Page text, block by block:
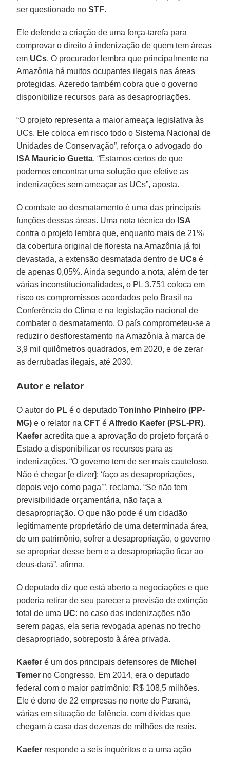
ser questionado noSTF.
Ele defende a criação de uma força-tarefa para
comprovar o direito à indenização de quem tem áreas
em UCs. O procurador lembra que principalmente na
Amazônia há muitos ocupantes ilegais nas áreas
protegidas. Azeredo também cobra que o governo
disponibilize recursos para as desapropriações.
“O projeto representa a maior ameaça legislativa às
UCs. Ele coloca em risco todo o Sistema Nacional de
Unidades de Conservação”, reforça o advogado do
ISA Maurício Guetta. “Estamos certos de que
podemos encontrar uma solução que efetive as
indenizações sem ameaçar as UCs”, aposta.
O combate ao desmatamento é uma das principais
funções dessas áreas. Uma nota técnica do ISA
contra o projeto lembra que, enquanto mais de 21%
da cobertura original de floresta na Amazônia já foi
devastada, a extensão desmatada dentro de UCs é
de apenas 0,05%. Ainda segundo a nota, além de ter
várias inconstitucionalidades, o PL 3.751 coloca em
risco os compromissos acordados pelo Brasil na
Conferência do Clima e na legislação nacional de
combater o desmatamento. O país comprometeu-se a
reduzir o desflorestamento na Amazônia à marca de
3,9 mil quilômetros quadrados, em 2020, e de zerar
as derrubadas ilegais, até 2030.
Autor e relator
O autor do PL é o deputadoToninho Pinheiro (PP-
MG) e o relator naCFT é Alfredo Kaefer (PSL-PR).
Kaefer acredita que a aprovação do projeto forçará o
Estado a disponibilizar os recursos para as
indenizações. “O governo tem de ser mais cauteloso.
Não é chegar [e dizer]: ‘faço as desapropriações,
depois vejo como paga’”, reclama. “Se não tem
previsibilidade orçamentária, não faça a
desapropriação. O que não pode é um cidadão
legitimamente proprietário de uma determinada área,
de um patrimônio, sofrer a desapropriação, o governo
se apropriar desse bem e a desapropriação ficar ao
deus-dará”, afirma.
O deputado diz que está aberto a negociações e que
poderia retirar de seu parecer a previsão de extinção
total de uma UC: no caso das indenizações não
serem pagas, ela seria revogada apenas no trecho
desapropriado, sobreposto à área privada.
Kaefer é um dos principais defensores de Michel
Temer no Congresso. Em 2014, era o deputado
federal com o maior patrimônio: R$ 108,5 milhões.
Ele é dono de 22 empresas no norte do Paraná,
várias em situação de falência, com dívidas que
chegam à casa das dezenas de milhões de reais.
Kaefer responde a seis inquéritos e a uma ação